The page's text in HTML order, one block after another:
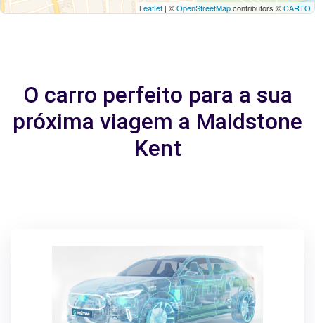
Leaflet | ©OpenStreetMapcontributors ©CARTO
O carro perfeito para a sua
próxima viagem a Maidstone
Kent